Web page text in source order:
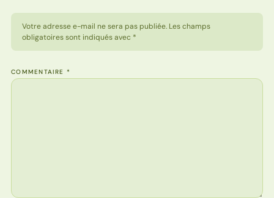
Votre adresse e-mail ne sera pas publiée. Les champs
obligatoires sont indiqués avec *
COMMENTAIRE *